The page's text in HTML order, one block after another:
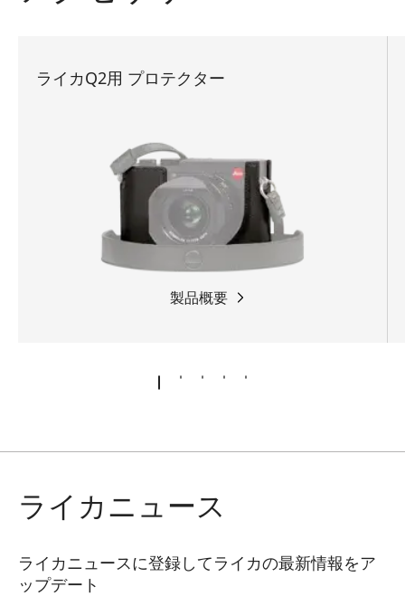
ライカQ2用 プロテクター
製品概要
ライカニュース
ライカニュースに登録してライカの最新情報をア
ップデート